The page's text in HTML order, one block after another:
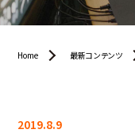
Home 最新コンテンツ
2019.8.9